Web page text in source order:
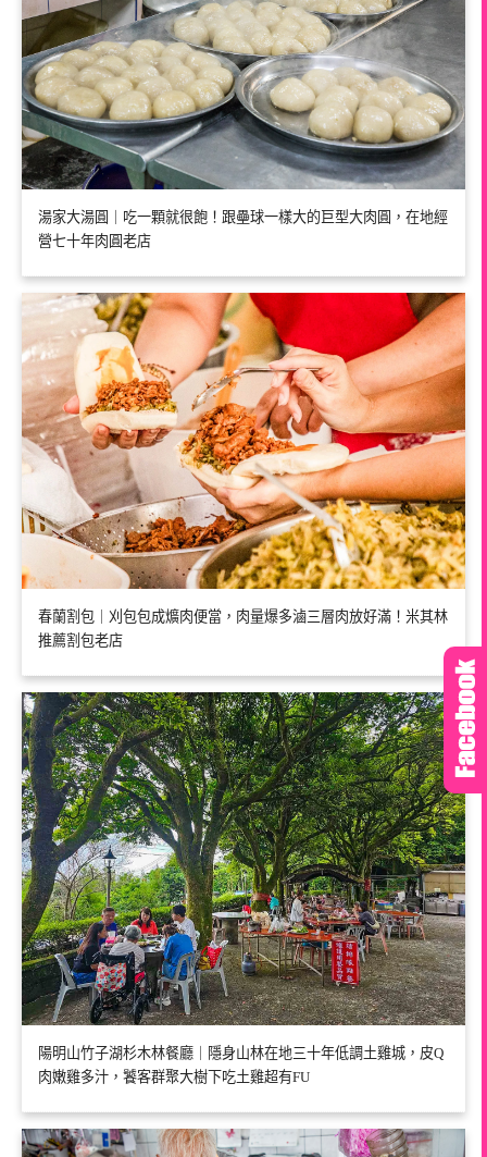
湯家大湯圓｜吃一顆就很飽！跟壘球一樣大的巨型大肉圓，在地經
營七十年肉圓老店
春蘭割包｜刈包包成爌肉便當，肉量爆多滷三層肉放好滿！米其林
推薦割包老店
陽明山竹子湖杉木林餐廳｜隱身山林在地三十年低調土雞城，皮Q
肉嫩雞多汁，饕客群聚大樹下吃土雞超有FU